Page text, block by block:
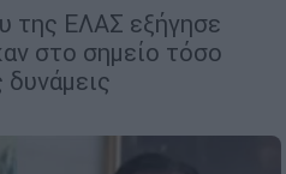
της ΕΛΑΣ εξήγησε
στο σημείο τόσο
δυνάμεις